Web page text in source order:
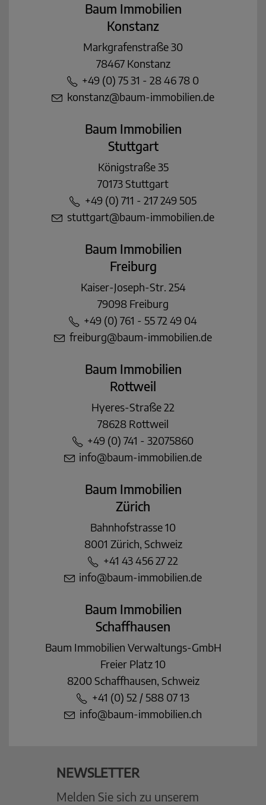
Baum Immobilien
Konstanz
Markgrafenstraße 30
78467 Konstanz
+49 (0) 75 31 - 28 46 78 0
konstanz@baum-immobilien.de
Baum Immobilien
Stuttgart
Königstraße 35
70173 Stuttgart
+49 (0) 711 - 217 249 505
stuttgart@baum-immobilien.de
Baum Immobilien
Freiburg
Kaiser-Joseph-Str. 254
79098 Freiburg
+49 (0) 761 - 55 72 49 04
freiburg@baum-immobilien.de
Baum Immobilien
Rottweil
Hyeres-Straße 22
78628 Rottweil
+49 (0) 741 - 32075860
info@baum-immobilien.de
Baum Immobilien
Zürich
Bahnhofstrasse 10
8001 Zürich, Schweiz
+41 43 456 27 22
info@baum-immobilien.de
Baum Immobilien
Schaffhausen
Baum Immobilien Verwaltungs-GmbH
Freier Platz 10
8200 Schaffhausen, Schweiz
+41 (0) 52 / 588 07 13
info@baum-immobilien.ch
NEWSLETTER
Melden Sie sich zu unserem